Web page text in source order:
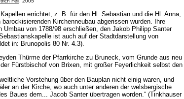
errichtet, z. B. für den Hl. Sebastian und die Hl. Anna,
Kirchenneubau abgerissen wurden. Ihre
von 1788/98 erschließen, den Jakob Philipp Santer
ist auch auf der Stadtdarstellung von
in: Brunopolis 80 Nr. 4.3).
Thürme der Pfarrkirche zu Bruneck, vom Grunde aus neu
Fürstbischof von Brixen, mit großer Feyerlichkeit selbst den
Vorstehung über den Bauplan nicht einig waren, und
an der Kirche, wo auch unter anderen der welsbergische
Baues dem... Jacob Santer übertragen worden.“ (Tinkhauser